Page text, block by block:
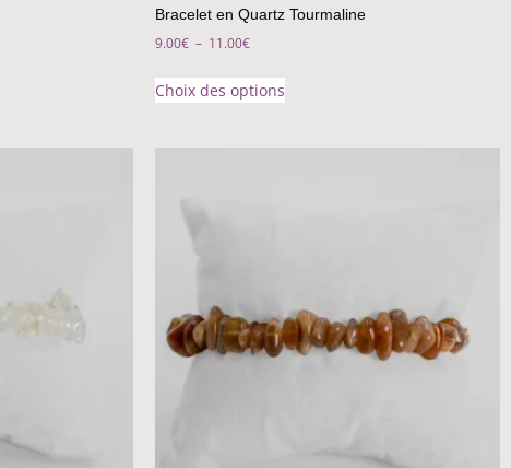
Bracelet en Quartz Tourmaline
9.00€ – 11.00€
Choix des options